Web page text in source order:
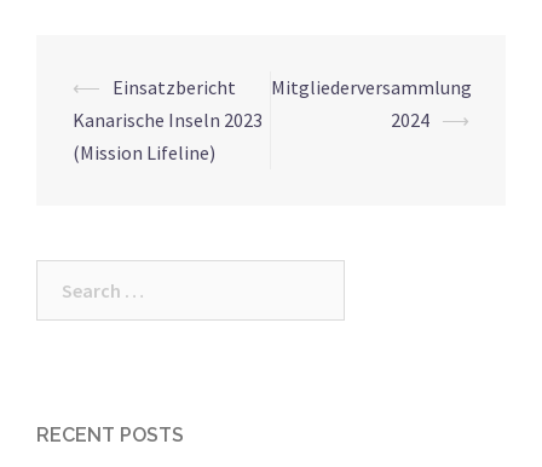
Post
navigation
⟵ Einsatzbericht
Kanarische Inseln 2023
(Mission Lifeline)
Mitgliederversammlung
2024 ⟶
RECENT POSTS